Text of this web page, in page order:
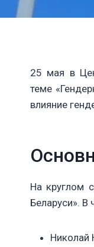
25 мая в
теме
влияние
На круглом
Беларуси». В
Николай